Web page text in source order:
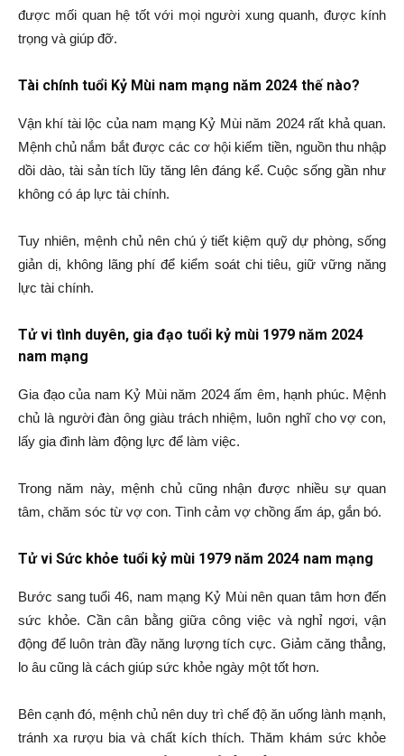
được mối quan hệ tốt với mọi người xung quanh, được kính
trọng và giúp đỡ.
Tài chính tuổi Kỷ Mùi nam mạng năm 2024 thế nào?
Vận khí tài lộc của nam mạng Kỷ Mùi năm 2024 rất khả quan.
Mệnh chủ nắm bắt được các cơ hội kiếm tiền, nguồn thu nhập
dồi dào, tài sản tích lũy tăng lên đáng kể. Cuộc sống gần như
không có áp lực tài chính.
Tuy nhiên, mệnh chủ nên chú ý tiết kiệm quỹ dự phòng, sống
giản dị, không lãng phí để kiểm soát chi tiêu, giữ vững năng
lực tài chính.
Tử vi tình duyên, gia đạo tuổi kỷ mùi 1979 năm 2024
nam mạng
Gia đạo của nam Kỷ Mùi năm 2024 ấm êm, hạnh phúc. Mệnh
chủ là người đàn ông giàu trách nhiệm, luôn nghĩ cho vợ con,
lấy gia đình làm động lực để làm việc.
Trong năm này, mệnh chủ cũng nhận được nhiều sự quan
tâm, chăm sóc từ vợ con. Tình cảm vợ chồng ấm áp, gắn bó.
Tử vi Sức khỏe tuổi kỷ mùi 1979 năm 2024 nam mạng
Bước sang tuổi 46, nam mạng Kỷ Mùi nên quan tâm hơn đến
sức khỏe. Cần cân bằng giữa công việc và nghỉ ngơi, vận
động để luôn tràn đầy năng lượng tích cực. Giảm căng thẳng,
lo âu cũng là cách giúp sức khỏe ngày một tốt hơn.
Bên cạnh đó, mệnh chủ nên duy trì chế độ ăn uống lành mạnh,
tránh xa rượu bia và chất kích thích. Thăm khám sức khỏe